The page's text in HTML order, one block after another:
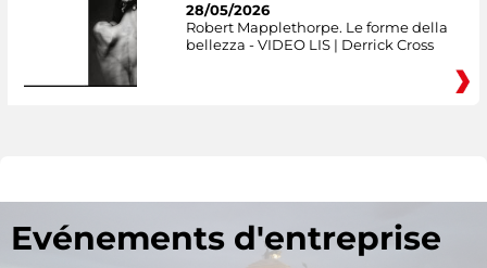
28/05/2026
Robert Mapplethorpe. Le forme della
bellezza - VIDEO LIS | Derrick Cross
Evénements d'entreprise